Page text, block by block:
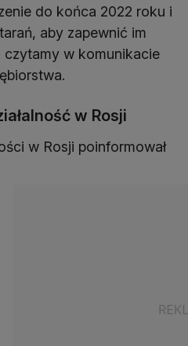
do końca 2022 roku i
aby zapewnić im
czytamy w komunikacie
w Rosji
w Rosji poinformował